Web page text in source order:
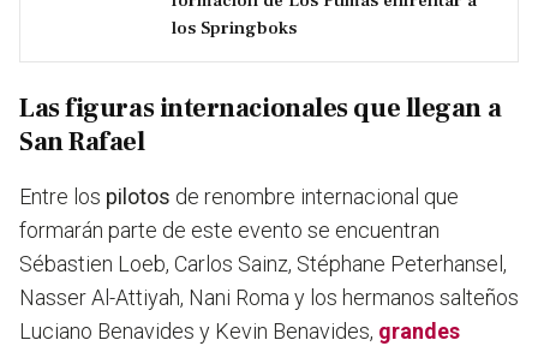
los Springboks
Las figuras internacionales que llegan a
San Rafael
Entre los pilotos de renombre internacional que
formarán parte de este evento se encuentran
Sébastien Loeb, Carlos Sainz, Stéphane Peterhansel,
Nasser Al-Attiyah, Nani Roma y los hermanos salteños
Luciano Benavides y Kevin Benavides, grandes